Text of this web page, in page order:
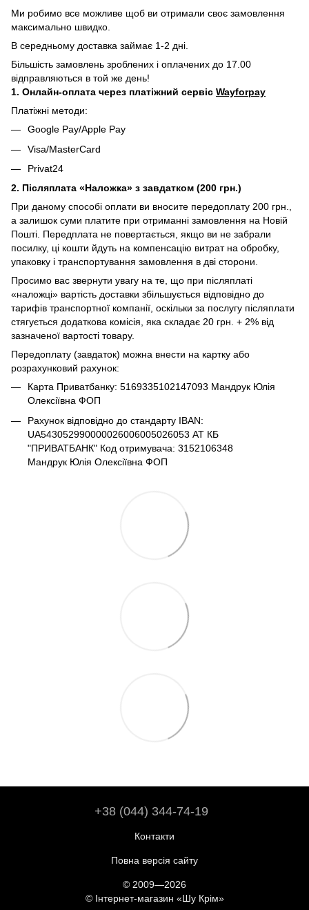
Ми робимо все можливе щоб ви отримали своє замовлення
максимально швидко.
В середньому доставка займає 1-2 дні.
Більшість замовлень зроблених і оплачених до 17.00
відправляються в той же день!
1. Онлайн-оплата через платіжний сервіс Wayforpay
Платіжні методи:
Google Pay/Apple Pay
Visa/MasterCard
Privat24
2. Післяплата «Наложка» з завдатком (200 грн.)
При даному способі оплати ви вносите передоплату 200 грн.,
а залишок суми платите при отриманні замовлення на Новій
Пошті. Передплата не повертається, якщо ви не забрали
посилку, ці кошти йдуть на компенсацію витрат на обробку,
упаковку і транспортування замовлення в дві сторони.
Просимо вас звернути увагу на те, що при післяплаті
«наложці» вартість доставки збільшується відповідно до
тарифів транспортної компанії, оскільки за послугу післяплати
стягується додаткова комісія, яка складає 20 грн. + 2% від
зазначеної вартості товару.
Передоплату (завдаток) можна внести на картку або
розрахунковий рахунок:
Карта Приватбанку: 5169335102147093 Мандрук Юлія
Олексіївна ФОП
Рахунок відповідно до стандарту IBAN:
UA543052990000026006005026053 АТ КБ
"ПРИВАТБАНК" Код отримувача: 3152106348
Мандрук Юлія Олексіївна ФОП
+38 (044) 344-74-19
Контакти
Повна версія сайту
© 2009—2026
© Інтернет-магазин «Шу Крім»